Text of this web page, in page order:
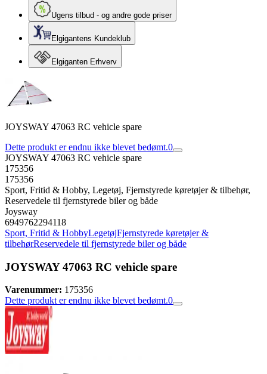
Ugens tilbud - og andre gode priser
Elgigantens Kundeklub
Elgiganten Erhverv
JOYSWAY 47063 RC vehicle spare
Dette produkt er endnu ikke blevet bedømt.0
JOYSWAY 47063 RC vehicle spare
175356
175356
Sport, Fritid & Hobby, Legetøj, Fjernstyrede køretøjer & tilbehør,
Reservedele til fjernstyrede biler og både
Joysway
6949762294118
Sport, Fritid & HobbyLegetøjFjernstyrede køretøjer &
tilbehørReservedele til fjernstyrede biler og både
JOYSWAY 47063 RC vehicle spare
Varenummer: 175356
Dette produkt er endnu ikke blevet bedømt.0